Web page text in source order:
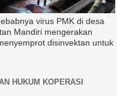
virus PMK di desa
Mandiri mengerakan
disinvektan untuk
HUKUM KOPERASI